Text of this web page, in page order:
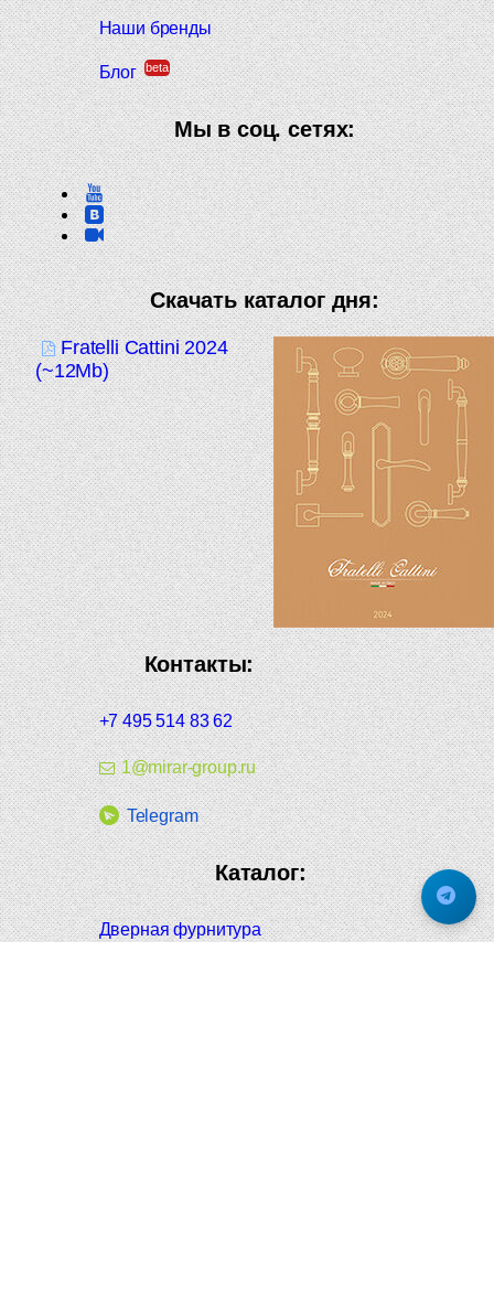
Наши бренды
Блог beta
Мы в соц. сетях:
Скачать каталог дня:
Fratelli Cattini 2024
(~12Mb)
Контакты:
+7 495 514 83 62
1@mirar-group.ru
Telegram
Каталог:
Дверная фурнитура